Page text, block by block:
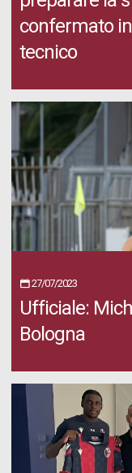
confermato
tecnico
27/07/2023
Ufficiale:
Bologna